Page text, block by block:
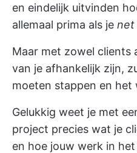
en eindelijk uitvinden
allemaal prima als je net
Maar met zowel clients
van je afhankelijk zijn,
moeten stappen en het
Gelukkig weet je met
project precies wat je
en hoe jouw werk in